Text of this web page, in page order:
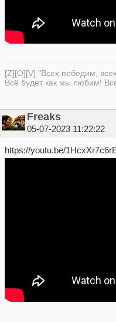
[Z][O][V] "Всех победим,
Всё будет как мы любим!
Freaks
05-07-2023 11:22:22
https://youtu.be/